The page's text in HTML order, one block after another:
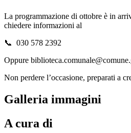
La programmazione di ottobre è in
chiedere informazioni al
📞 030 578 2392
Oppure
Non perdere l’occasione, preparati a
Galleria immagini
A cura di